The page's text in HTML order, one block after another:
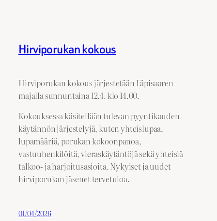
Hirviporukan kokous
Hirviporukan kokous järjestetään Läpisaaren
majalla sunnuntaina 12.4. klo 14.00.
Kokouksessa käsitellään tulevan pyyntikauden
käytännön järjestelyjä, kuten yhteislupaa,
lupamääriä, porukan kokoonpanoa,
vastuuhenkilöitä, vieraskäytäntöjä sekä yhteisiä
talkoo- ja harjoitusasioita. Nykyiset ja uudet
hirviporukan jäsenet tervetuloa.
01/04/2026